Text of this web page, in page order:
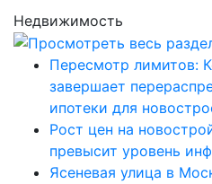
Недвижимость
Пересмотр лимитов:
завершает
ипотеки для
Рост цен на
превысит уровень
Ясеневая улица в